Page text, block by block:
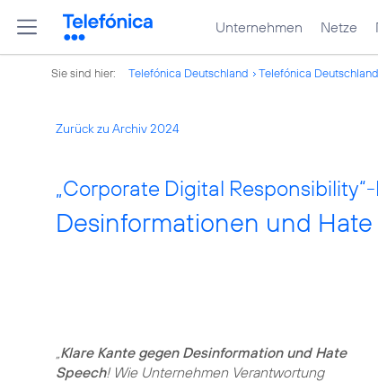
Unternehmen Netze
Sie sind hier: Telefónica Deutschland Telefónica
Zurück zu Archiv 2024
„Corporate Digital
Desinformationen und
„Klare Kante gegen Desinformation und Hate
Speech! Wie Unternehmen Verantwortung